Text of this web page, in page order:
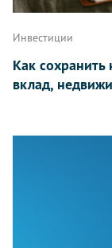
Инвестиции
Как
вклад,